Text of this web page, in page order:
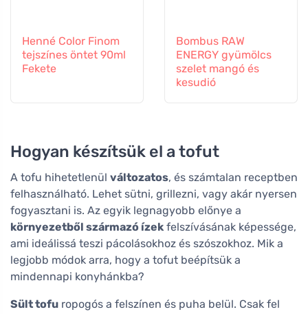
Henné Color Finom
tejszínes öntet 90ml
Fekete
Bombus RAW
ENERGY gyümölcs
szelet mangó és
kesudió
Hogyan készítsük el a tofut
A tofu hihetetlenül változatos, és számtalan receptben
felhasználható. Lehet sütni, grillezni, vagy akár nyersen
fogyasztani is. Az egyik legnagyobb előnye a
környezetből származó ízek felszívásának képessége,
ami ideálissá teszi pácolásokhoz és szószokhoz. Mik a
legjobb módok arra, hogy a tofut beépítsük a
mindennapi konyhánkba?
Sült tofu ropogós a felszínen és puha belül. Csak fel